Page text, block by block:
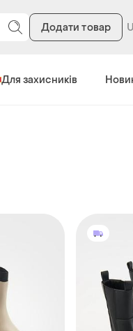
Додати товар
Для захисників